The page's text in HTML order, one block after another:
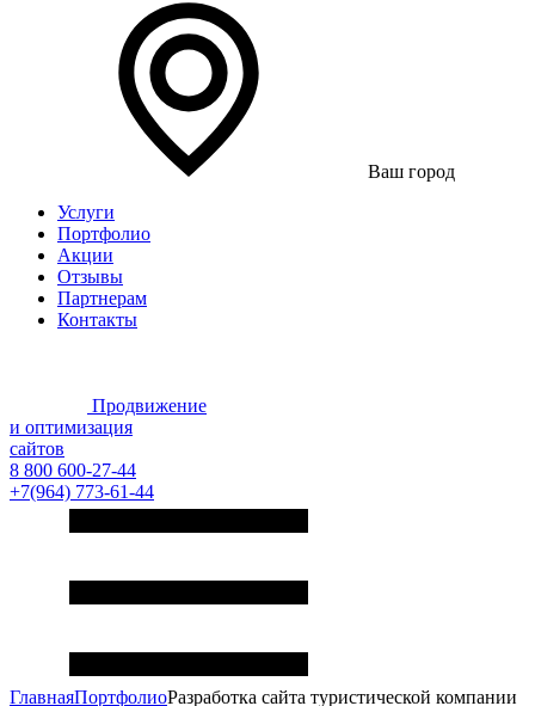
Ваш город
Услуги
Портфолио
Акции
Отзывы
Партнерам
Контакты
Продвижение
и оптимизация
сайтов
8 800 600-27-44
+7(964) 773-61-44
ГлавнаяПортфолиоРазработка сайта туристической компании